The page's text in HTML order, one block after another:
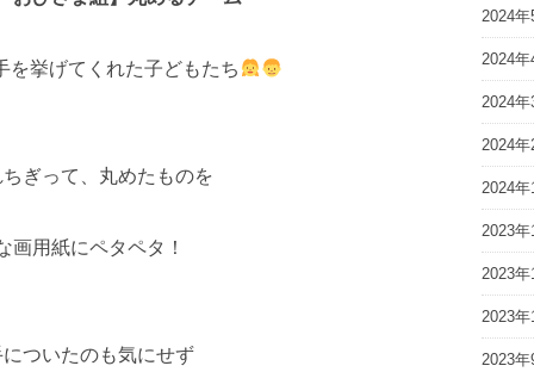
を挙げてくれた子どもたち
ぎって、丸めたものを
画用紙にペタペタ！
ついたのも気にせず
2024
2024
2024
2024
2024
2023
2023
2023
2023